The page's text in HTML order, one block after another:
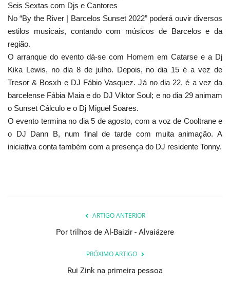
Seis Sextas com Djs e Cantores
No “By the River | Barcelos Sunset 2022” poderá ouvir diversos
estilos musicais, contando com músicos de Barcelos e da
região.
O arranque do evento dá-se com Homem em Catarse e a Dj
Kika Lewis, no dia 8 de julho. Depois, no dia 15 é a vez de
Tresor & Bosxh e DJ Fábio Vasquez. Já no dia 22, é a vez da
barcelense Fábia Maia e do DJ Viktor Soul; e no dia 29 animam
o Sunset Cálculo e o Dj Miguel Soares.
O evento termina no dia 5 de agosto, com a voz de Cooltrane e
o DJ Dann B, num final de tarde com muita animação. A
iniciativa conta também com a presença do DJ residente Tonny.
ARTIGO ANTERIOR
Por trilhos de Al-Baizir - Alvaiázere
PRÓXIMO ARTIGO
Rui Zink na primeira pessoa